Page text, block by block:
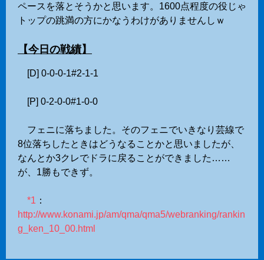
ペースを落とそうかと思います。1600点程度の役じゃ
トップの跳満の方にかなうわけがありませんしｗ
【今日の戦績】
[D] 0-0-0-1#2-1-1
[P] 0-2-0-0#1-0-0
フェニに落ちました。そのフェニでいきなり芸線で
8位落ちしたときはどうなることかと思いましたが、
なんとか3クレでドラに戻ることができました……
が、1勝もできず。
*1 ：
http://www.konami.jp/am/qma/qma5/webranking/rankin
g_ken_10_00.html